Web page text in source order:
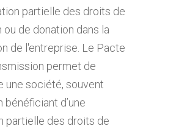
partielle des droits de
de donation dans la
de l'entreprise. Le Pacte
permet de
une société, souvent
bénéficiant d’une
partielle des droits de